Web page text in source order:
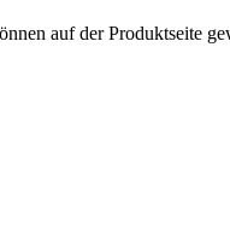
auf der Produktseite